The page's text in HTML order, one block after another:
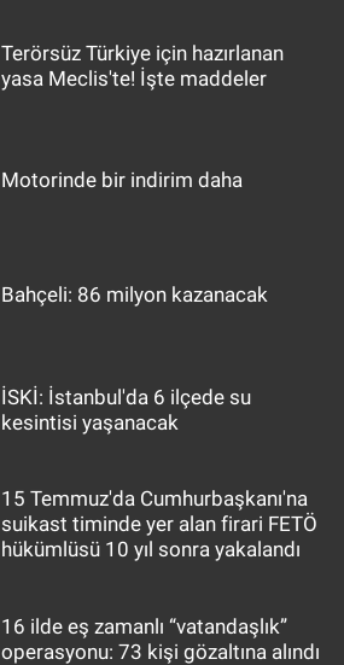
Terörsüz Türkiye için hazırlanan
yasa Meclis'te! İşte maddeler
Motorinde bir indirim daha
Bahçeli: 86 milyon kazanacak
İSKİ: İstanbul'da 6 ilçede su
kesintisi yaşanacak
15 Temmuz'da Cumhurbaşkanı'na
suikast timinde yer alan firari FETÖ
hükümlüsü 10 yıl sonra yakalandı
16 ilde eş zamanlı “vatandaşlık”
operasyonu: 73 kişi gözaltına alındı